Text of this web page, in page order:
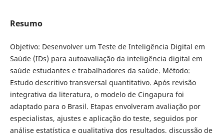
Resumo
Objetivo: Desenvolver um Teste de Inteligência Digital em
Saúde (IDs) para autoavaliação da inteligência digital em
saúde estudantes e trabalhadores da saúde. Método:
Estudo descritivo transversal quantitativo. Após revisão
integrativa da literatura, o modelo de Cingapura foi
adaptado para o Brasil. Etapas envolveram avaliação por
especialistas, ajustes e aplicação do teste, seguidos por
análise estatística e qualitativa dos resultados, discussão de